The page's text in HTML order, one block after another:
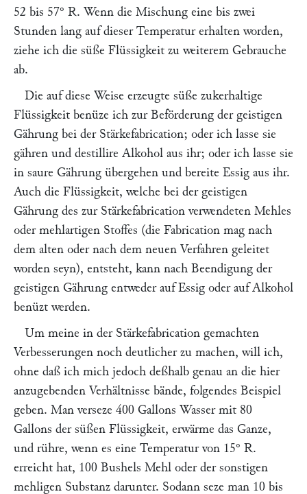
52 bis 57° R. Wenn die Mischung eine bis zwei
Stunden lang auf dieser Temperatur erhalten worden,
ziehe ich die süße Flüssigkeit zu weiterem Gebrauche
ab.
Die auf diese Weise erzeugte süße zukerhaltige
Flüssigkeit benüze ich zur Beförderung der geistigen
Gährung bei der Stärkefabrication; oder ich lasse sie
gähren und destillire Alkohol aus ihr; oder ich lasse sie
in saure Gährung übergehen und bereite Essig aus ihr.
Auch die Flüssigkeit, welche bei der geistigen
Gährung des zur Stärkefabrication verwendeten Mehles
oder mehlartigen Stoffes (die Fabrication mag nach
dem alten oder nach dem neuen Verfahren geleitet
worden seyn), entsteht, kann nach Beendigung der
geistigen Gährung entweder auf Essig oder auf Alkohol
benüzt werden.
Um meine in der Stärkefabrication gemachten
Verbesserungen noch deutlicher zu machen, will ich,
ohne daß ich mich jedoch deßhalb genau an die hier
anzugebenden Verhältnisse bände, folgendes Beispiel
geben. Man verseze 400 Gallons Wasser mit 80
Gallons der süßen Flüssigkeit, erwärme das Ganze,
und rühre, wenn es eine Temperatur von 15° R.
erreicht hat, 100 Bushels Mehl oder der sonstigen
mehligen Substanz darunter. Sodann seze man 10 bis